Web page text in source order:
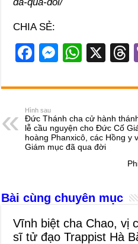
CHIA SẺ:
F
c
e
b
o
M
ss
n
g
W
at
A
p
X
s
Hình sau
Đức Thánh cha cử hành
lễ cầu nguyện cho Đức Cố
hoàng Phanxicô, các Hồng y
Giám mục đã qua đời
Bài cùng chuyên mục
Vĩnh biệt cha Chao, vị
sĩ tử đạo Trappist Hà